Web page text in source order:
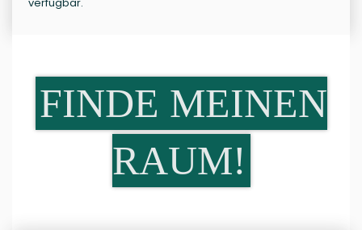
FINDE MEINEN
RAUM!